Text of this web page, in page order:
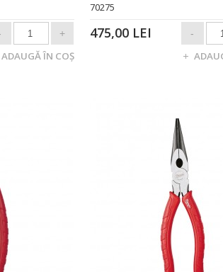
70275
475,00 LEI